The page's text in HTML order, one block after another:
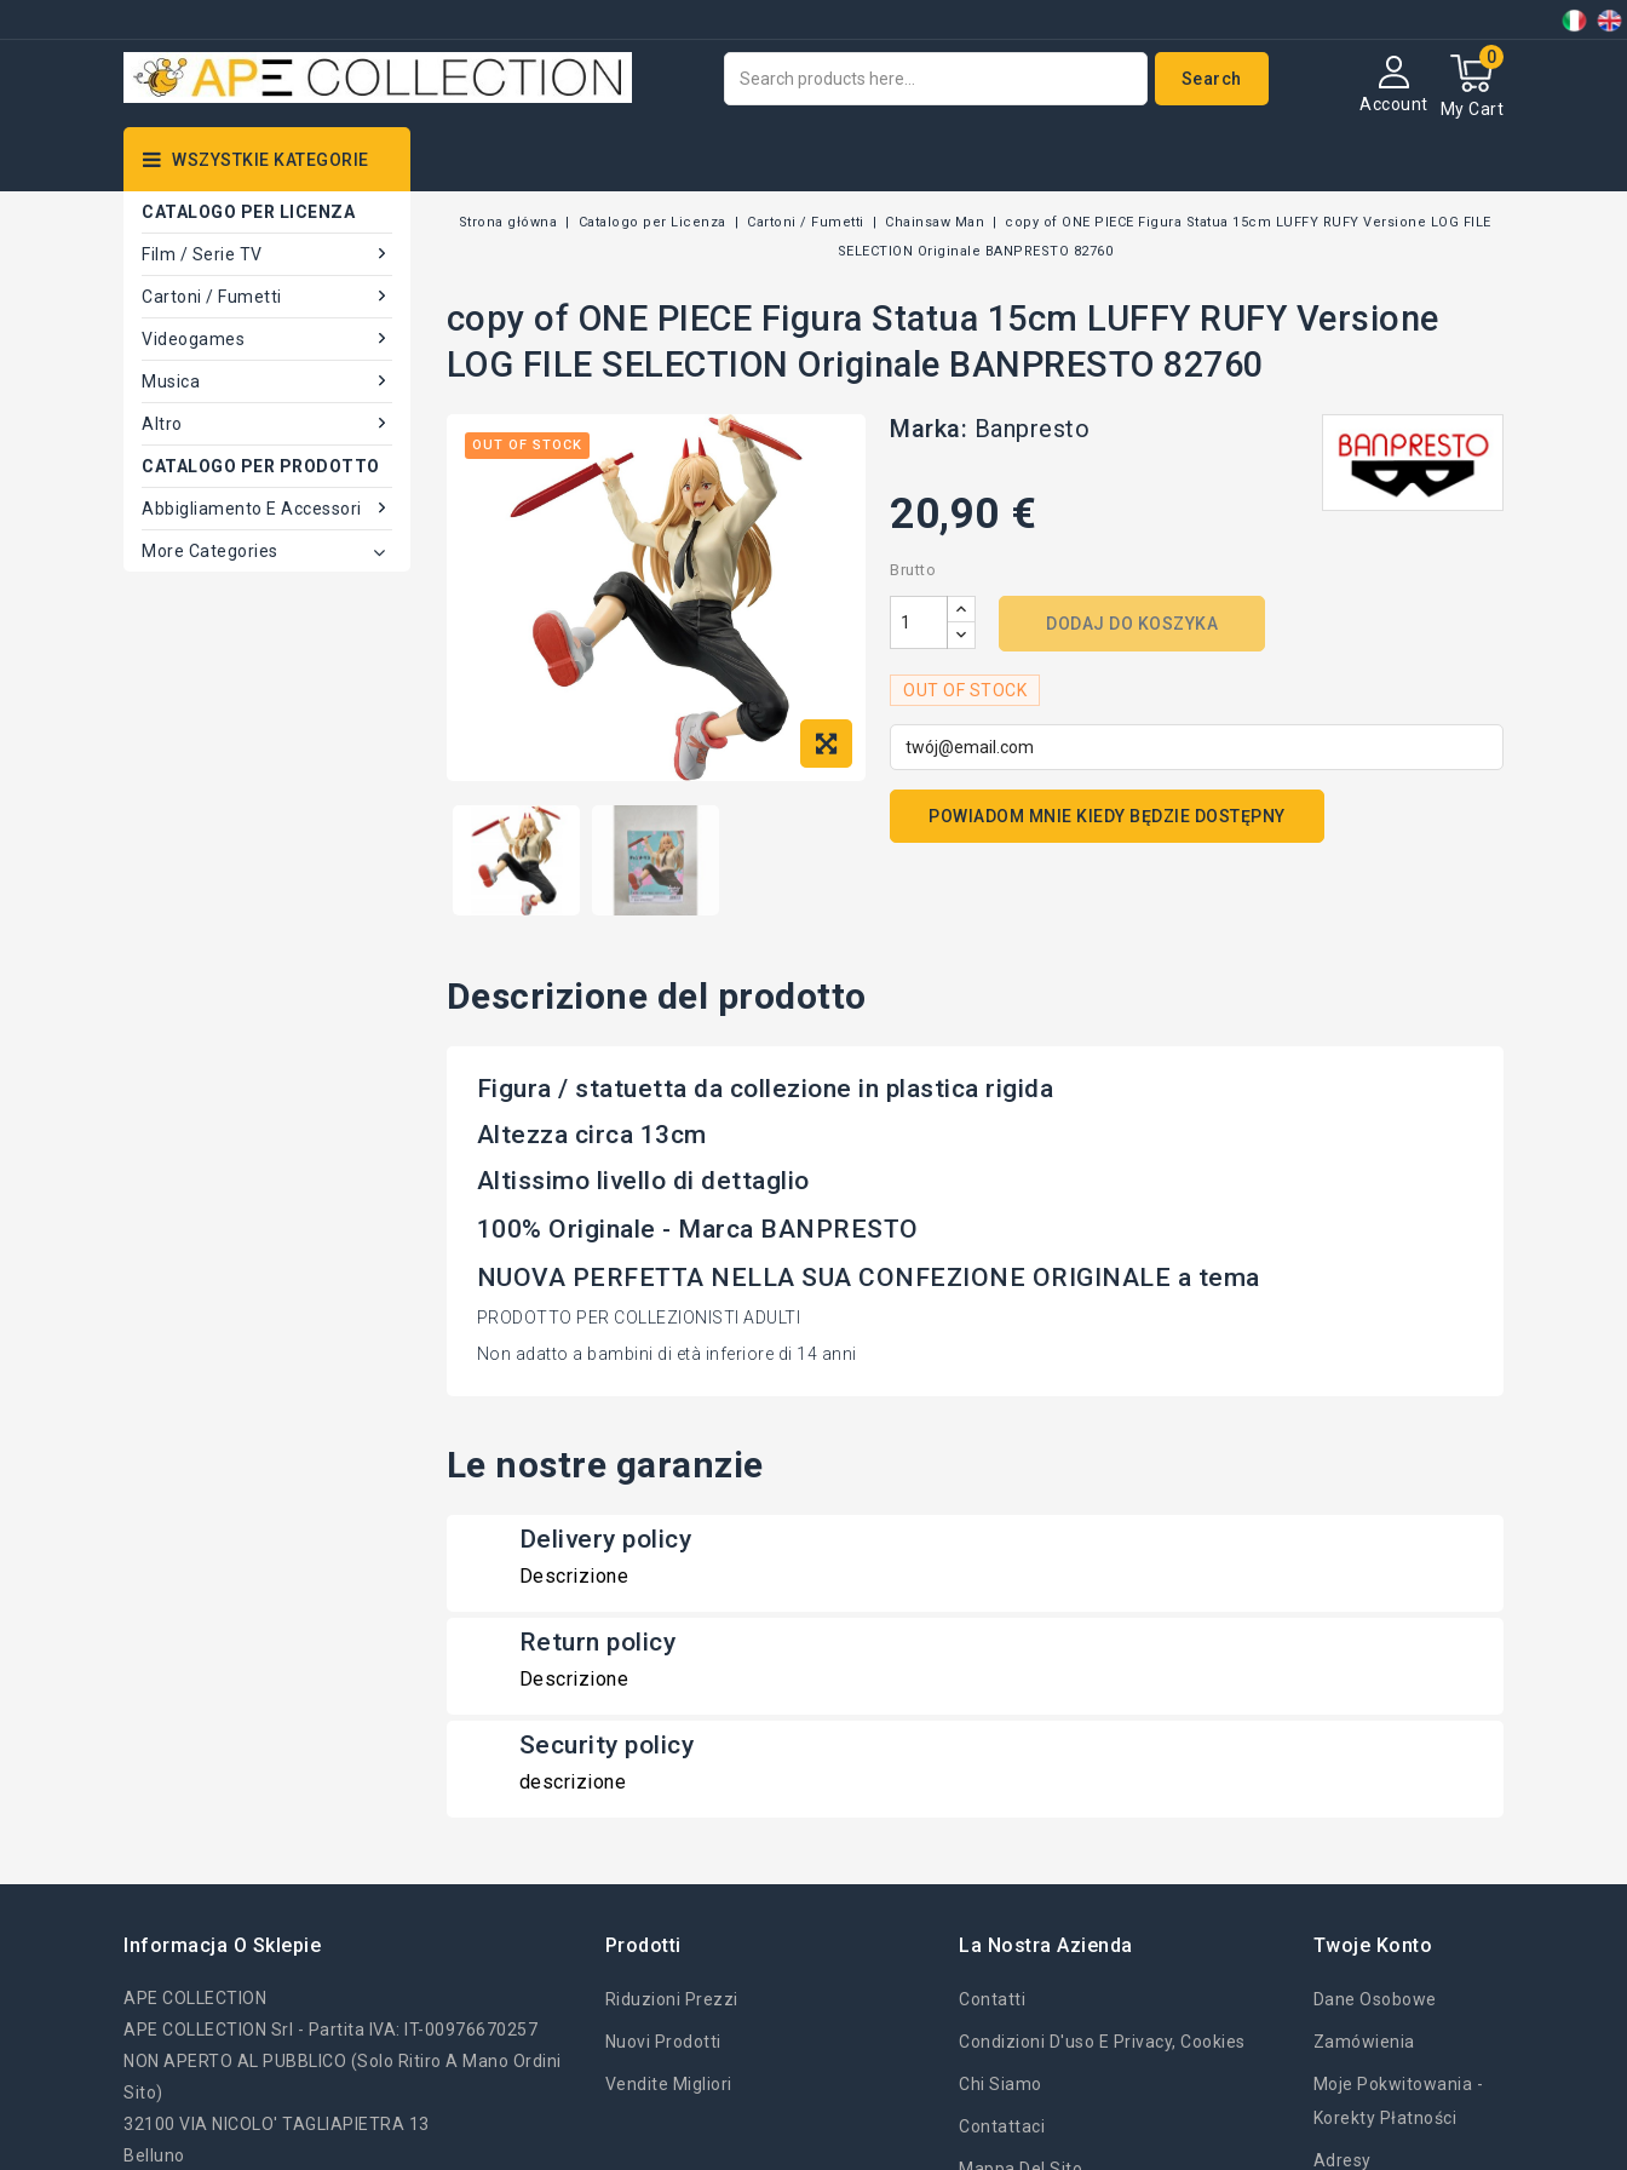
My Cart
0
Account
Search
WSZYSTKIE KATEGORIE
CATALOGO PER LICENZA
Film / Serie TV
Cartoni / Fumetti
Videogames
Musica
Altro
CATALOGO PER PRODOTTO
Abbigliamento E Accessori
More Categories
Strona główna Catalogo per Licenza Cartoni / Fumetti Chainsaw Man
copy of ONE PIECE Figura Statua 15cm LUFFY RUFY Versione LOG FILE
SELECTION Originale BANPRESTO 82760
copy of ONE PIECE Figura Statua 15cm LUFFY RUFY Versione
LOG FILE SELECTION Originale BANPRESTO 82760
OUT OF STOCK
Marka: Banpresto
20,90 €
Brutto
DODAJ DO KOSZYKA
OUT OF STOCK
POWIADOM MNIE KIEDY BĘDZIE DOSTĘPNY
Descrizione del prodotto
Figura / statuetta da collezione in plastica rigida
Altezza circa 13cm
Altissimo livello di dettaglio
100% Originale - Marca BANPRESTO
NUOVA PERFETTA NELLA SUA CONFEZIONE ORIGINALE a tema
PRODOTTO PER COLLEZIONISTI ADULTI
Non adatto a bambini di età inferiore di 14 anni
Le nostre garanzie
Delivery policy
Descrizione
Return policy
Descrizione
Security policy
descrizione
Informacja O Sklepie
APE COLLECTION
APE COLLECTION Srl - Partita IVA: IT-00976670257
NON APERTO AL PUBBLICO (solo Ritiro A Mano Ordini
Sito)
32100 VIA NICOLO' TAGLIAPIETRA 13
Belluno
Prodotti
Riduzioni Prezzi
Nuovi Prodotti
Vendite Migliori
La Nostra Azienda
Contatti
Condizioni D'uso E Privacy, Cookies
Chi Siamo
Contattaci
Twoje Konto
Dane Osobowe
Zamówienia
Moje Pokwitowania -
Korekty Płatności
Adresy